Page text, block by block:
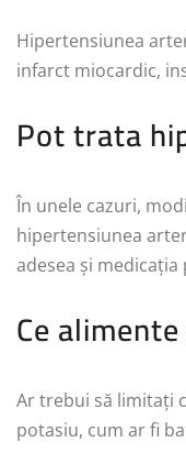
Hipertensiunea
infarct miocardic,
Pot trata
În unele cazuri,
hipertensiunea
adesea și
Ce
Ar trebui să limitați
potasiu, cum ar fi